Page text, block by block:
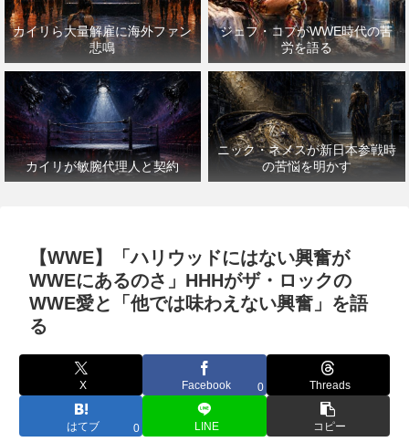
カイリら大量解雇に海外ファン
悲鳴
ジェフ・コブがWWE時代の苦
労を語る
カイリが敏腕代理人と契約
ニック・ネメスが新日本参戦時
の苦悩を明かす
【WWE】「ハリウッドにはない興奮が
WWEにあるのさ」HHHがザ・ロックの
WWE愛と「他では味わえない興奮」を語
る
X Facebook 0 Threads
はてブ 0 LINE コピー